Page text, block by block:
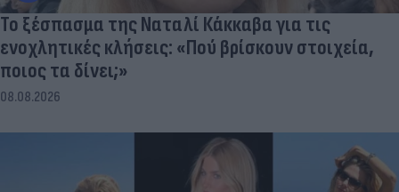
Το ξέσπασμα της Ναταλί Κάκκαβα για τις
ενοχλητικές κλήσεις: «Πού βρίσκουν στοιχεία,
ποιος τα δίνει;»
08.08.2026